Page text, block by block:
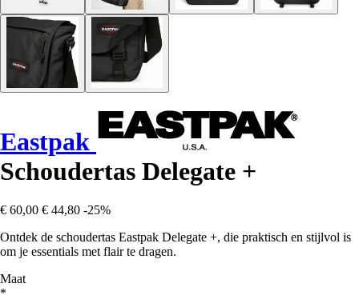
Eastpak
Schoudertas Delegate +
€ 60,00 € 44,80 -25%
Ontdek de schoudertas Eastpak Delegate +, die praktisch en stijlvol is
om je essentials met flair te dragen.
Maat